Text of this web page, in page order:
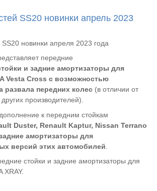
SS20 новинки апрель 2023
SS20 новинки апреля 2023 года
передние
и задние амортизаторы для
Vesta Cross с возможностью
развала передних колес (в отличии от
производителей).
к передним стойкам
Duster, Renault Kaptur, Nissan Terrano
амортизаторы для
версий этих автомобилей
стойки и задние амортизаторы для
XRAY.